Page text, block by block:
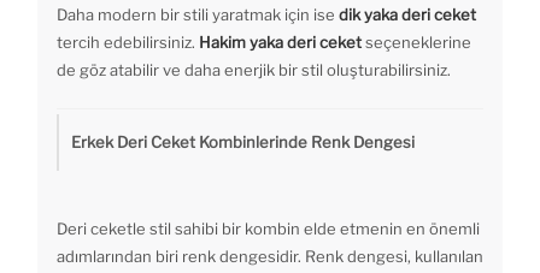
Daha modern bir stili yaratmak için ise dik yaka deri ceket
tercih edebilirsiniz. Hakim yaka deri ceketseçeneklerine
de göz atabilir ve daha enerjik bir stil oluşturabilirsiniz.
Erkek Deri Ceket Kombinlerinde Renk Dengesi
Deri ceketle stil sahibi bir kombin elde etmenin en önemli
adımlarından biri renk dengesidir. Renk dengesi, kullanılan